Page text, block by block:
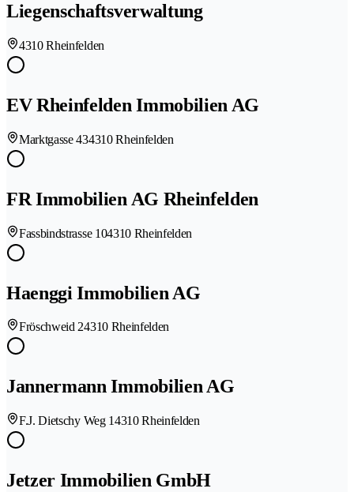
Liegenschaftsverwaltung
4310 Rheinfelden
EV Rheinfelden Immobilien AG
Marktgasse 434310 Rheinfelden
FR Immobilien AG Rheinfelden
Fassbindstrasse 104310 Rheinfelden
Haenggi Immobilien AG
Fröschweid 24310 Rheinfelden
Jannermann Immobilien AG
F.J. Dietschy Weg 14310 Rheinfelden
Jetzer Immobilien GmbH